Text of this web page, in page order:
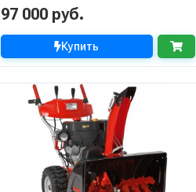
97 000 руб.
Купить